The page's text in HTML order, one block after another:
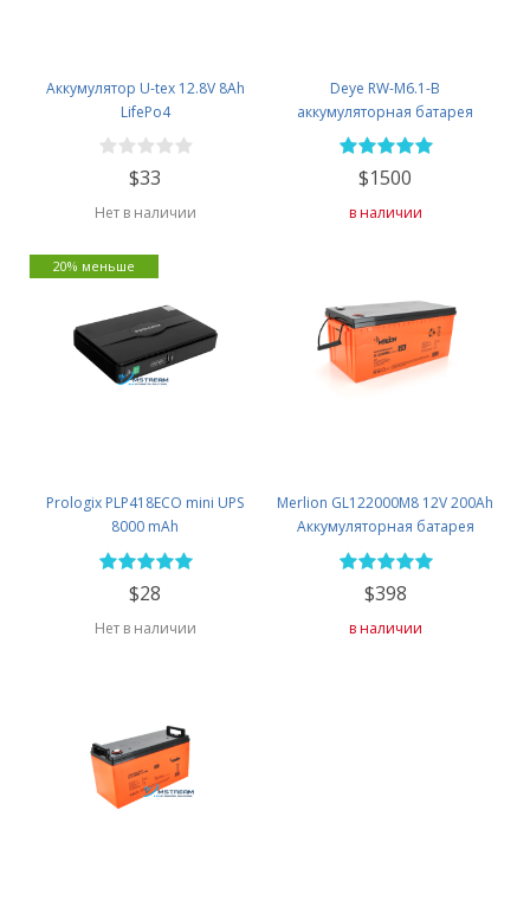
Аккумулятор U-tex 12.8V 8Ah
LifePo4
$33
Нет в наличии
Deye RW-M6.1-B
аккумуляторная батарея
LiFePO4 51,2V 120AH
$1500
в наличии
Prologix PLP418ECO mini UPS
8000 mAh
$28
Нет в наличии
20% меньше
Merlion GL122000M8 12V 200Ah
Аккумуляторная батарея
$398
в наличии